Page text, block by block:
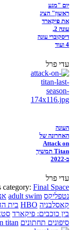
יום "מגע
ראשון" הציג
את פיקארד
עונה 2,
דיסקוברי עונה
4 ועוד
עדי פרל
העונה
האחרונה של
Attack on
Titan תמשיך
ב-2022
עדי פרל
category: Final Space
נטפליקס adult swim
קאסלבניה HBO בית
בין כוכבים: פיקארד
סיפונים תחתונים titan